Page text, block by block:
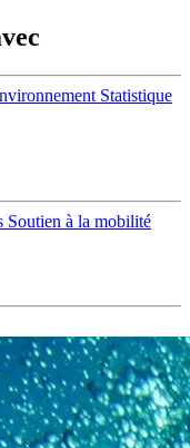
Statistique
Soutien à la mobilité